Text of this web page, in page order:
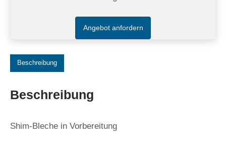
Angebot anfordern
Beschreibung
Beschreibung
Shim-Bleche in Vorbereitung